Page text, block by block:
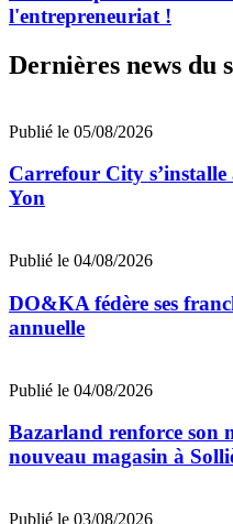
l'entrepreneuriat !
Dernières news du
Publié le 05/08/2026
Carrefour City
Yon
Publié le 04/08/2026
DO&KA fédère ses
annuelle
Publié le 04/08/2026
Bazarland renforce son
nouveau magasin à
Publié le 03/08/2026